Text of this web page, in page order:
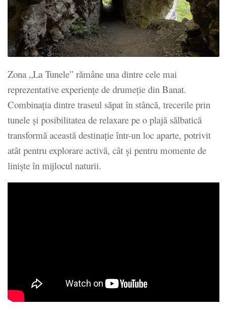
Zona „La Tunele” rămâne una dintre cele mai
reprezentative experiențe de drumeție din Banat.
Combinația dintre traseul săpat în stâncă, trecerile prin
tunele și posibilitatea de relaxare pe o plajă sălbatică
transformă această destinație într-un loc aparte, potrivit
atât pentru explorare activă, cât și pentru momente de
liniște în mijlocul naturii.